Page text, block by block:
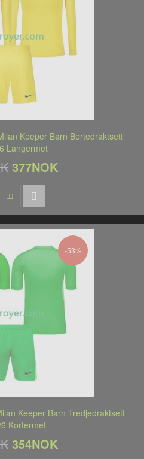
Keeper Barn Bortedraktsett
Langermet
377NOK
-53%
Keeper Barn Tredjedraktsett
Kortermet
354NOK